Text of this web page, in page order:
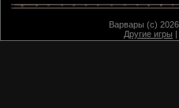
Варвары (c)
Другие игры |